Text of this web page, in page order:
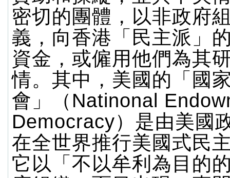
密切的團體，以非政府
義，向香港「民主派」
資金，或僱用他們為其
情。其中，美國的「國
會」（Natinonal
Democracy）是由美國
在全世界推行美國式民
它以「不以牟利為目的